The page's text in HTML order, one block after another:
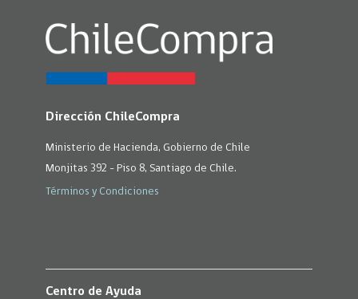
Dirección ChileCompra
Ministerio de Hacienda, Gobierno de Chile
Monjitas 392 - Piso 8, Santiago de Chile.
Términos y Condiciones
Centro de Ayuda